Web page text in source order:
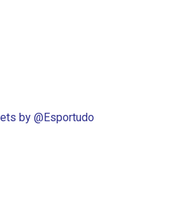
by @Esportudo